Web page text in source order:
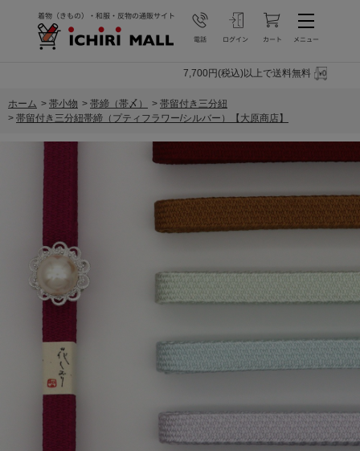
7,700円(税込)以上で送料無料
ホーム > 帯小物 > 帯締（帯〆） > 帯留付き三分紐
> 帯留付き三分紐帯締（プティフラワー/シルバー）【大原商店】